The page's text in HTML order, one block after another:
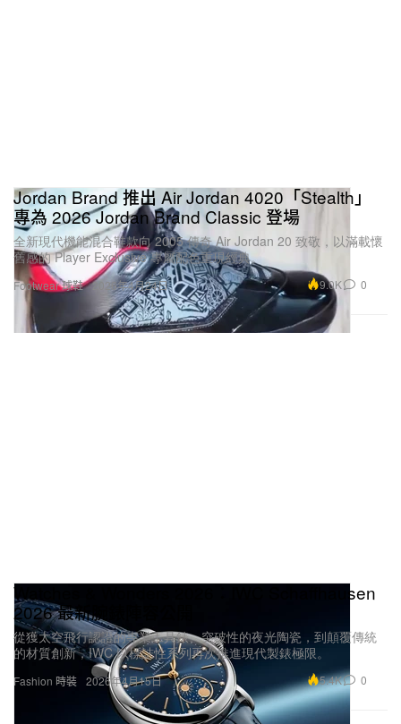
Footwear 球鞋
Jordan Brand 推出 Air Jordan 4020「Stealth」
專為 2026 Jordan Brand Classic 登場
全新現代機能混合鞋款向 2005 傳奇 Air Jordan 20 致敬，以滿載懷
舊感的 Player Exclusive 專屬配色重現經典。
2026年4月24日 9.0K 0
Fashion 時裝
Watches & Wonders 2026：IWC Schaffhausen
2026 最新腕錶陣容公開
從獲太空飛行認證的專業工具錶、突破性的夜光陶瓷，到顛覆傳統
的材質創新，IWC 以標誌性系列再次推進現代製錶極限。
2026年4月15日 5.4K 0